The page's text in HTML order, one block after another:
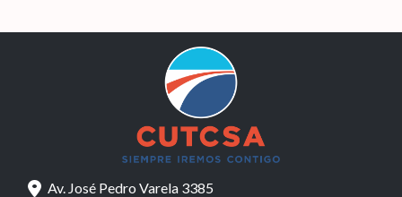
Av. José Pedro Varela 3385